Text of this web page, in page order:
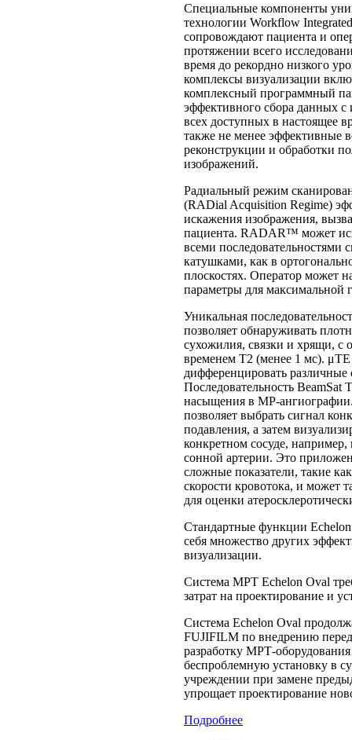
Специальные компоненты
технологии Workflow
сопровождают пациента и
протяжении всего
время до рекордно низкого
комплексы визуализации
комплексный программный
эффективного сбора данных с
всех доступных в настоящее
также не менее эффективные
реконструкции и обработки
изображений.
Радиальный режим
(RADial Acquisition Regime)
искажения изображения,
пациента. RADAR™ может
всеми последовательностями
катушками, как в
плоскостях. Оператор может
параметры для максимальной
Уникальная
позволяет обнаруживать
сухожилия, связки и хрящи, с
временем T2 (менее 1 мс). μTE
дифференцировать различные
Последовательность BeamSat
насыщения в МР-
позволяет выбрать сигнал
подавления, а затем
конкретном сосуде, например,
сонной артерии. Это
сложные показатели, такие
скорости кровотока, и может
для оценки
Стандартные функции
себя множество других
визуализации.
Система МРТ Echelon Oval
затрат на проектирование и
Система Echelon Oval
FUJIFILM по внедрению
разработку МРТ-
беспроблемную установку в
учреждении при замене
упрощает проектирование
Подробнее